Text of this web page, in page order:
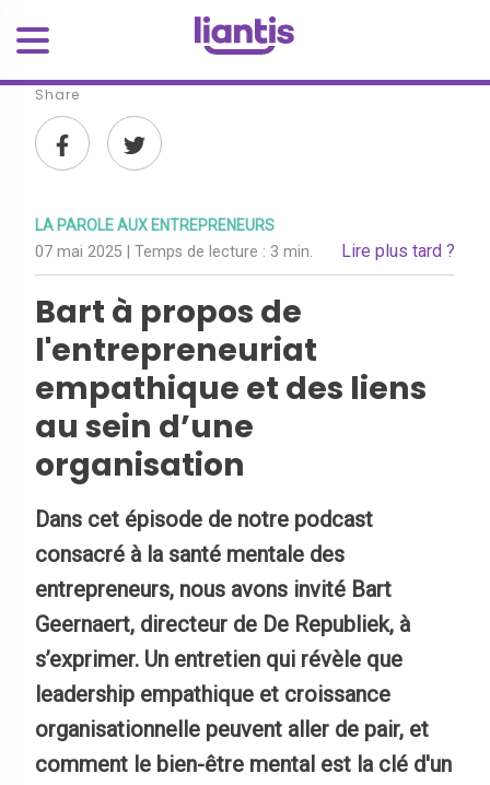
Share
LA PAROLE AUX ENTREPRENEURS
07 mai 2025 | Temps de lecture : 3 min. Lire plus tard ?
Bart à propos de
l'entrepreneuriat
empathique et des liens
au sein d’une
organisation
Dans cet épisode de notre podcast
consacré à la santé mentale des
entrepreneurs, nous avons invité Bart
Geernaert, directeur de De Republiek, à
s’exprimer. Un entretien qui révèle que
leadership empathique et croissance
organisationnelle peuvent aller de pair, et
comment le bien-être mental est la clé d'un